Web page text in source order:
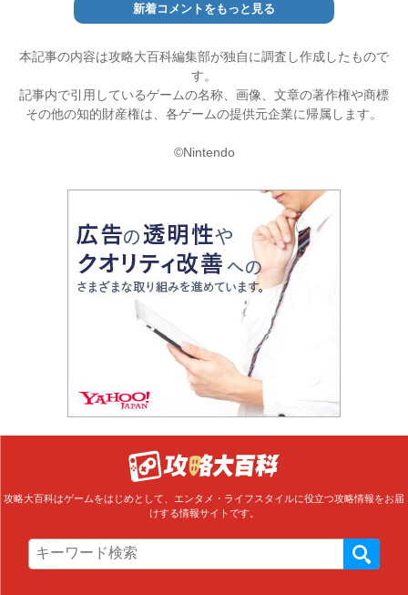
新着コメントをもっと見る
本記事の内容は攻略大百科編集部が独自に調査し作成したもので
す。
記事内で引用しているゲームの名称、画像、文章の著作権や商標
その他の知的財産権は、各ゲームの提供元企業に帰属します。
©Nintendo
攻略大百科はゲームをはじめとして、エンタメ・ライフスタイルに役立つ攻略情報をお届
けする情報サイトです。